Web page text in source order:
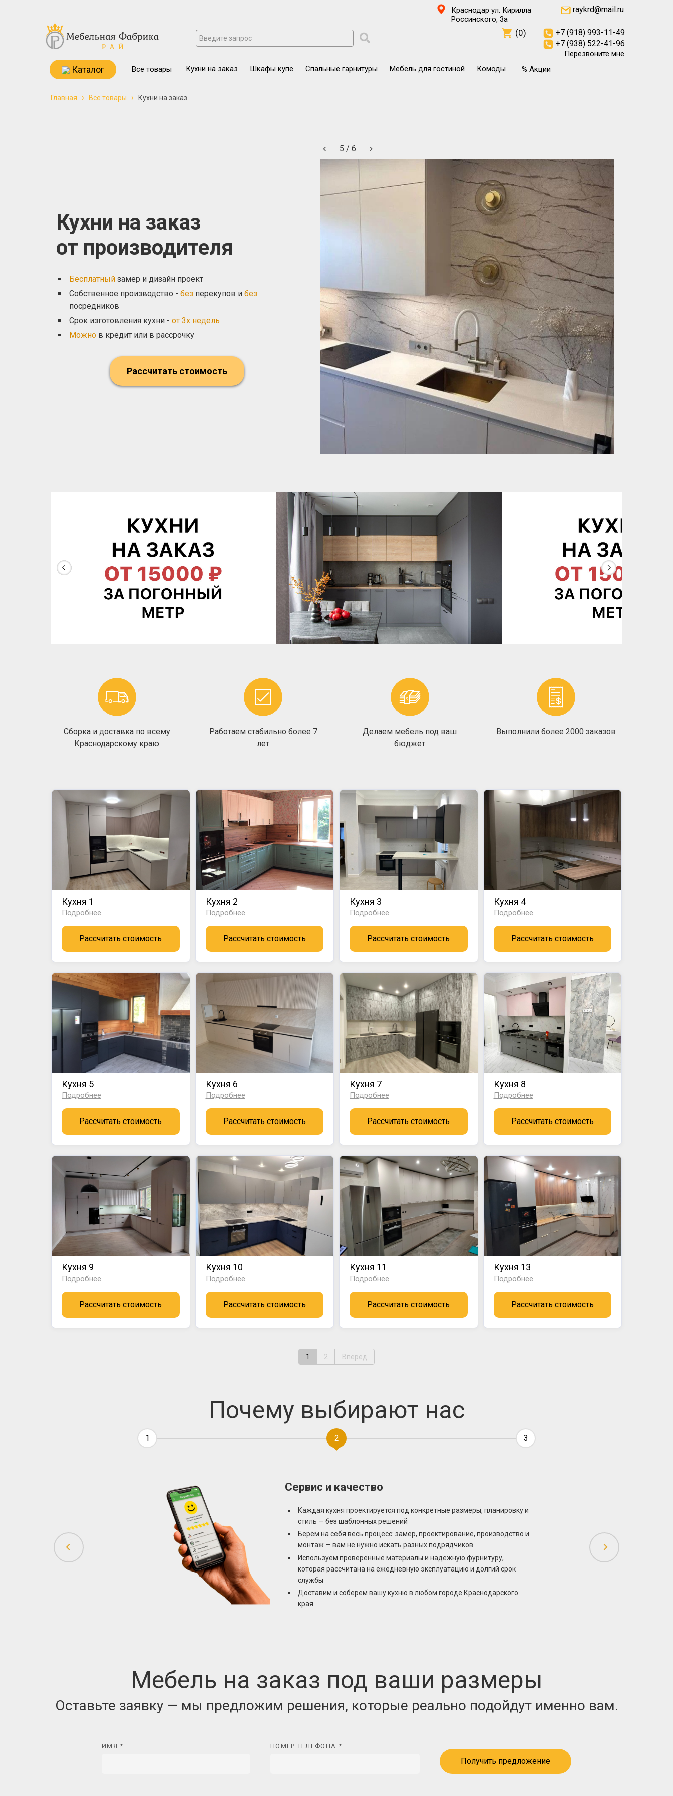
Краснодар ул. Кирилла
Россинского, 3а
raykrd@mail.ru
Перезвоните мне
Кухни на заказ
Шкафы купе Спальные гарнитуры Мебель для гостиной Комоды
Все товары % Акции
Каталог
(0)
+7 (918) 993-11-49
+7 (938) 522-41-96
Главная › Все товары › Кухни на заказ
Кухни на заказ
от производителя
Бесплатный замер и дизайн проект
Собственное производство - без перекупов и без
посредников
Срок изготовления кухни - от 3х недель
Можно в кредит или в рассрочку
Рассчитать стоимость
6 / 6
Сборка и доставка по всему
Краснодарскому краю
Работаем стабильно более 7
лет
Делаем мебель под ваш
бюджет
Выполнили более 2000 заказов
Кухня 1
Подробнее
Рассчитать стоимость
Кухня 2
Подробнее
Рассчитать стоимость
Кухня 3
Подробнее
Рассчитать стоимость
Кухня 4
Подробнее
Рассчитать стоимость
Кухня 5
Подробнее
Рассчитать стоимость
Кухня 6
Подробнее
Рассчитать стоимость
Кухня 7
Подробнее
Рассчитать стоимость
Кухня 8
Подробнее
Рассчитать стоимость
Кухня 9
Подробнее
Рассчитать стоимость
Кухня 10
Подробнее
Рассчитать стоимость
Кухня 11
Подробнее
Рассчитать стоимость
Кухня 13
Подробнее
Рассчитать стоимость
1 2 Вперед
Почему выбирают нас
1 2 3
вы не переплачиваете за салоны
Сервис и качество
Каждая кухня проектируется под конкретные размеры, планировку и
стиль — без шаблонных решений
Берём на себя весь процесс: замер, проектирование, производство и
монтаж — вам не нужно искать разных подрядчиков
Используем проверенные материалы и надежную фурнитуру,
которая рассчитана на ежедневную эксплуатацию и долгий срок
службы
Доставим и соберем вашу кухню в любом городе Краснодарского
края
Мебель на заказ под ваши размеры
Оставьте заявку — мы предложим решения, которые реально подойдут именно вам.
ИМЯ * НОМЕР ТЕЛЕФОНА *
Получить предложение